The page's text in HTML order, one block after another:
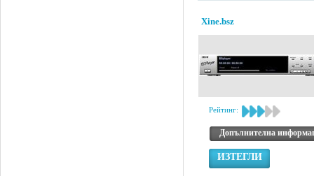
Xine.bsz
Рейтинг:
Допълнителна
ИЗТЕГЛИ